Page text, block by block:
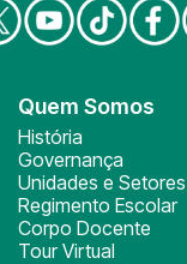
Quem Somos
História
Governança
Unidades e Setores
Regimento Escolar
Corpo Docente
Tour Virtual